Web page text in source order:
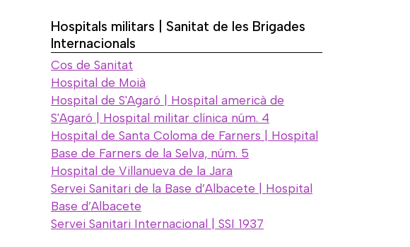
Hospitals militars | Sanitat de les Brigades
Internacionals
Cos de Sanitat
Hospital de Moià
Hospital de S'Agaró | Hospital americà de
S'Agaró | Hospital militar clínica núm. 4
Hospital de Santa Coloma de Farners | Hospital
Base de Farners de la Selva, núm. 5
Hospital de Villanueva de la Jara
Servei Sanitari de la Base d’Albacete | Hospital
Base d’Albacete
Servei Sanitari Internacional | SSI 1937